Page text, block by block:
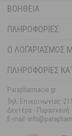
ΒΟΉΘΕΙΑ
ΠΛΗΡΟΦΟΡΊΕΣ
Ο ΛΟΓΑΡΙΑΣΜΌΣ
ΠΛΗΡΟΦΟΡΙΕΣ
Parapharmacie.gr
Τηλ. Επικοινωνίας:
Δευτέρα - Παρασκευή:
E-mail: